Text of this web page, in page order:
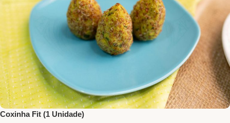
Coxinha Fit (1 Unidade)